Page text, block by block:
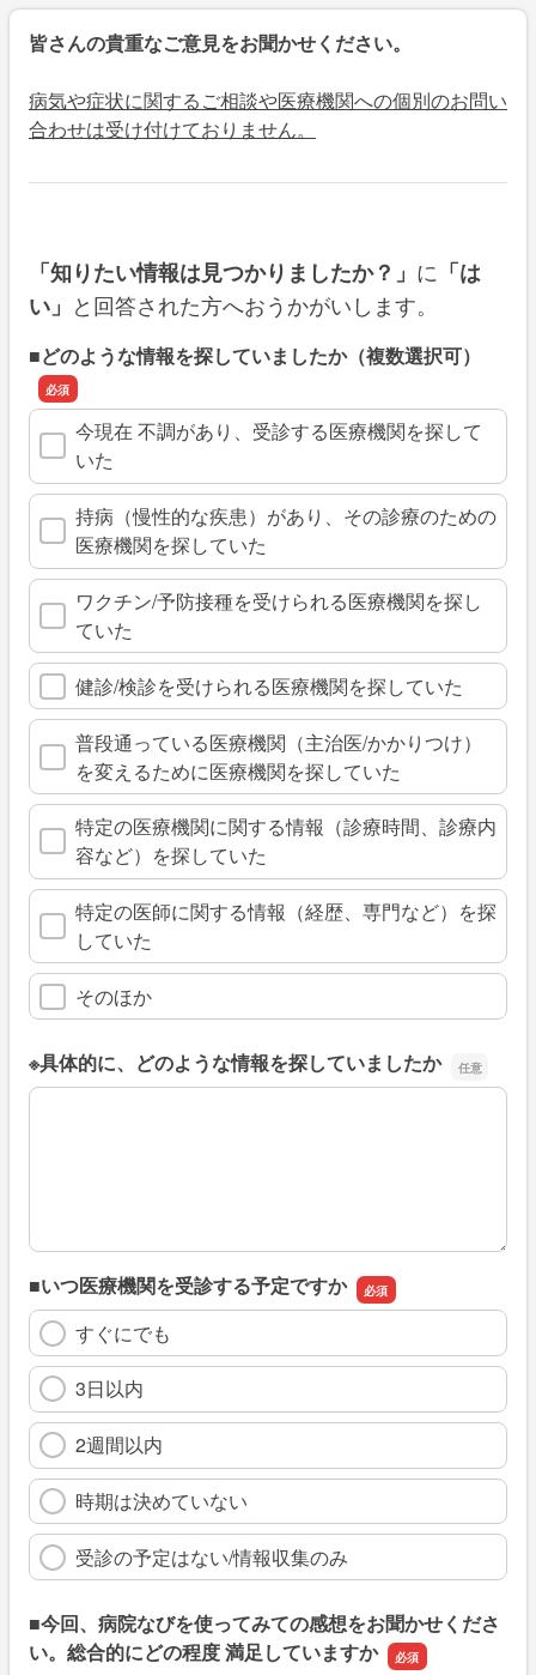
皆さんの貴重なご意見をお聞かせください。
病気や症状に関するご相談や医療機関への個別のお問い
合わせは受け付けておりません。
「知りたい情報は見つかりましたか？」 に 「は
い」 と回答された方へおうかがいします。
■どのような情報を探していましたか（複数選択可）
今現在 不調があり、受診する医療機関を探して
いた
持病（慢性的な疾患）があり、その診療のための
医療機関を探していた
ワクチン/予防接種を受けられる医療機関を探し
ていた
健診/検診を受けられる医療機関を探していた
普段通っている医療機関（主治医/かかりつけ）
を変えるために医療機関を探していた
特定の医療機関に関する情報（診療時間、診療内
容など）を探していた
特定の医師に関する情報（経歴、専門など）を探
していた
そのほか
※具体的に、どのような情報を探していましたか
※具体的に、どのような情報を探していましたか
■いつ医療機関を受診する予定ですか
すぐにでも
3日以内
2週間以内
時期は決めていない
受診の予定はない/情報収集のみ
■今回、病院なびを使ってみての感想をお聞かせくださ
い。総合的にどの程度 満足していますか